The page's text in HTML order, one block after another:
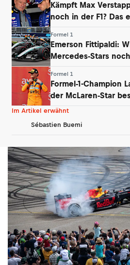
Kämpft Max
noch in der F1? Das
Formel 1
Emerson Fittipaldi:
Mercedes-Stars
Formel 1
Formel-1-Champion
der McLaren-Star
Ruf?
Im Artikel erwähnt
Sébastien Buemi